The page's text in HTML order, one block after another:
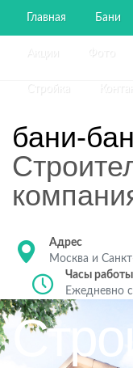
Главная Бани
бани-
Адрес
Москва и
Часы работы
Ежедневно